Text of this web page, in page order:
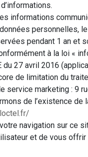
informations
personnelles,
pendant 1 an et
à la loi «
du 27 avril 2016
de limitation du
service marketing : 9
de l’existence de
navigation sur ce
et de vous